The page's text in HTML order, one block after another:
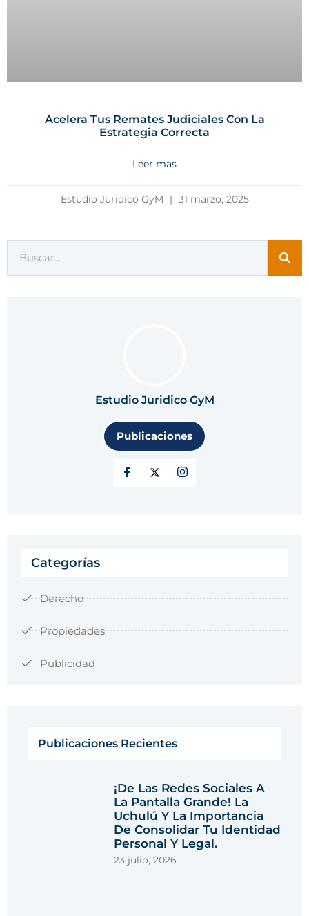
Acelera Tus Remates Judiciales Con La
Estrategia Correcta
Leer mas
Estudio Juridico GyM 31 marzo, 2025
Estudio Juridico GyM
Publicaciones
Categorías
Derecho
Propiedades
Publicidad
Publicaciones Recientes
¡De Las Redes Sociales A
La Pantalla Grande! La
Uchulú Y La Importancia
De Consolidar Tu Identidad
Personal Y Legal.
23 julio, 2026